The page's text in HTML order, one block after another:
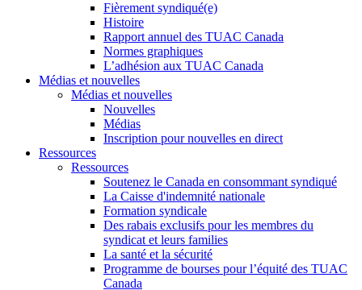
Fièrement syndiqué(e)
Histoire
Rapport annuel des TUAC Canada
Normes graphiques
L’adhésion aux TUAC Canada
Médias et nouvelles
Médias et nouvelles
Nouvelles
Médias
Inscription pour nouvelles en direct
Ressources
Ressources
Soutenez le Canada en consommant syndiqué
La Caisse d'indemnité nationale
Formation syndicale
Des rabais exclusifs pour les membres du
syndicat et leurs families
La santé et la sécurité
Programme de bourses pour l’équité des TUAC
Canada